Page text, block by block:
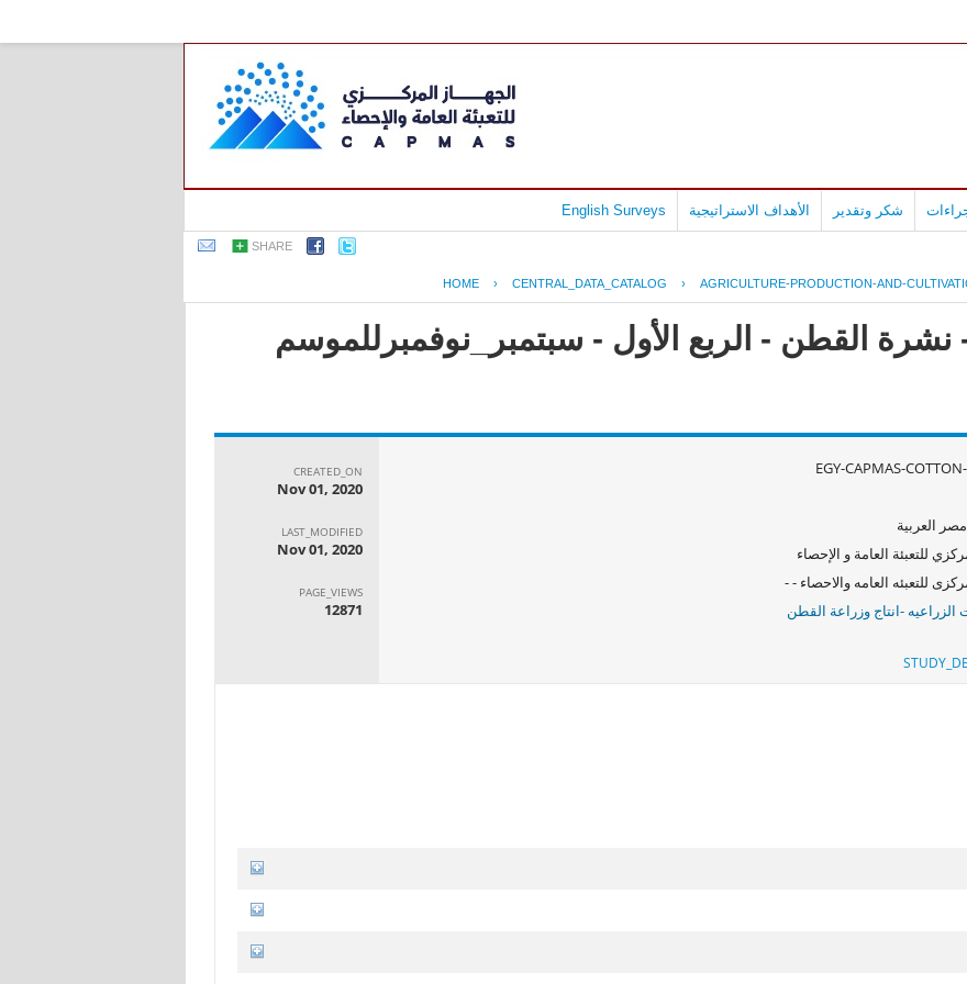
شكر وتقدير الأهداف الاستراتيجية English Surveys
SHARE
HOME › CENTRAL_DATA_CATALOG › AGRICULTURE-PRODUCTION-AND-
نشرة القطن - الربع الأول - سبتمبر_نوفمبرللموسم
EGY-CAPMAS-
العربية
للتعبئة العامة و الإحصاء
للتعبئه العامه والاحصاء - -
الزراعيه -انتاج وزراعة القطن
CREATED_ON
Nov 01, 2020
LAST_MODIFIED
Nov 01, 2020
PAGE_VIEWS
12871